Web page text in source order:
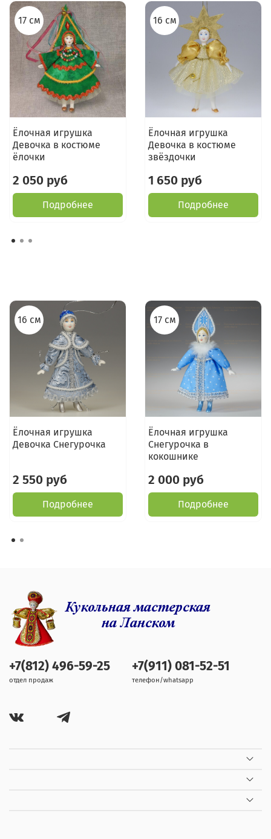
17 см
Ёлочная игрушка
Девочка в костюме
ёлочки
2 050 руб
Подробнее
16 см
Ёлочная игрушка
Девочка в костюме
звёздочки
1 650 руб
Подробнее
16 см
Ёлочная игрушка
Девочка Снегурочка
2 550 руб
Подробнее
17 см
Ёлочная игрушка
Снегурочка в
кокошнике
2 000 руб
Подробнее
+7(812) 496-59-25
отдел продаж
+7(911) 081-52-51
телефон/whatsapp